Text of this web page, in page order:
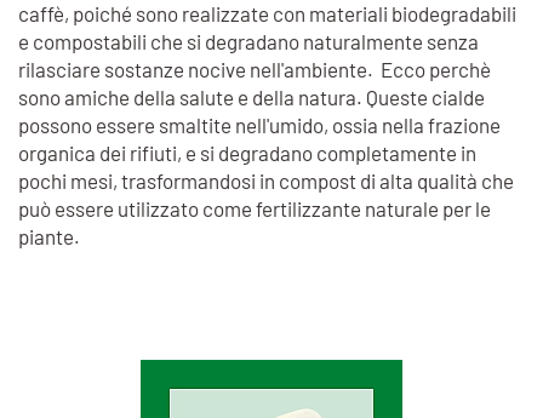
caffè, poiché sono realizzate con materiali biodegradabili
e compostabili che si degradano naturalmente senza
rilasciare sostanze nocive nell'ambiente. Ecco perchè
sono amiche della salute e della natura. Queste cialde
possono essere smaltite nell'umido, ossia nella frazione
organica dei rifiuti, e si degradano completamente in
pochi mesi, trasformandosi in compost di alta qualità che
può essere utilizzato come fertilizzante naturale per le
piante.